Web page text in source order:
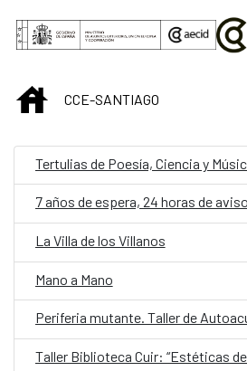
Saltar al contenido principal
INICIOCCE-SANTIAGO
Tertulias de Poesía, Ciencia y
7 años de espera, 24 horas de
La Villa de los Villanos
Mano a Mano
Periferia mutante. Taller de
Taller Biblioteca Cuir: “Estéticas de